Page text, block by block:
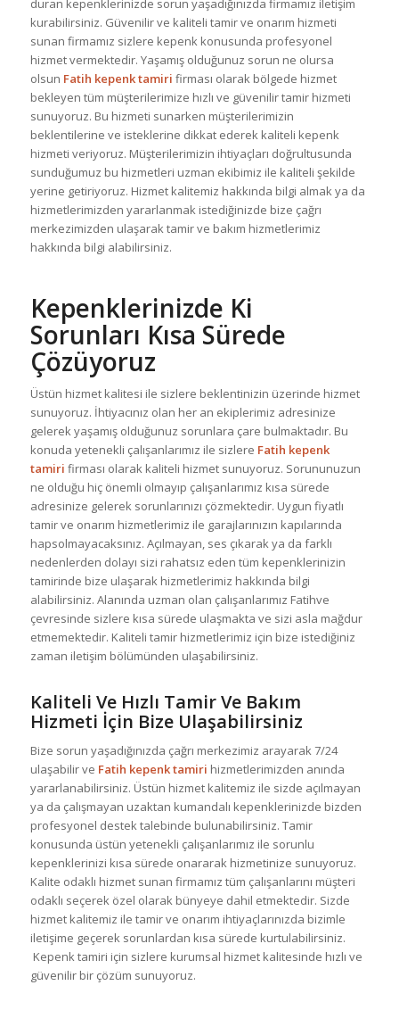
kurabilirsiniz. Güvenilir ve kaliteli tamir ve onarım hizmeti
sunan firmamız sizlere kepenk konusunda profesyonel
hizmet vermektedir. Yaşamış olduğunuz sorun ne olursa
olsun Fatih kepenk tamiri firması olarak bölgede hizmet
bekleyen tüm müşterilerimize hızlı ve güvenilir tamir hizmeti
sunuyoruz. Bu hizmeti sunarken müşterilerimizin
beklentilerine ve isteklerine dikkat ederek kaliteli kepenk
hizmeti veriyoruz. Müşterilerimizin ihtiyaçları doğrultusunda
sunduğumuz bu hizmetleri uzman ekibimiz ile kaliteli şekilde
yerine getiriyoruz. Hizmet kalitemiz hakkında bilgi almak ya da
hizmetlerimizden yararlanmak istediğinizde bize çağrı
merkezimizden ulaşarak tamir ve bakım hizmetlerimiz
hakkında bilgi alabilirsiniz.
Kepenklerinizde Ki
Sorunları Kısa Sürede
Çözüyoruz
Üstün hizmet kalitesi ile sizlere beklentinizin üzerinde hizmet
sunuyoruz. İhtiyacınız olan her an ekiplerimiz adresinize
gelerek yaşamış olduğunuz sorunlara çare bulmaktadır. Bu
konuda yetenekli çalışanlarımız ile sizlere Fatih kepenk
tamiri firması olarak kaliteli hizmet sunuyoruz. Sorununuzun
ne olduğu hiç önemli olmayıp çalışanlarımız kısa sürede
adresinize gelerek sorunlarınızı çözmektedir. Uygun fiyatlı
tamir ve onarım hizmetlerimiz ile garajlarınızın kapılarında
hapsolmayacaksınız. Açılmayan, ses çıkarak ya da farklı
nedenlerden dolayı sizi rahatsız eden tüm kepenklerinizin
tamirinde bize ulaşarak hizmetlerimiz hakkında bilgi
alabilirsiniz. Alanında uzman olan çalışanlarımız Fatihve
çevresinde sizlere kısa sürede ulaşmakta ve sizi asla mağdur
etmemektedir. Kaliteli tamir hizmetlerimiz için bize istediğiniz
zaman iletişim bölümünden ulaşabilirsiniz.
Kaliteli Ve Hızlı Tamir Ve Bakım
Hizmeti İçin Bize Ulaşabilirsiniz
Bize sorun yaşadığınızda çağrı merkezimiz arayarak 7/24
ulaşabilir ve Fatih kepenk tamiri hizmetlerimizden anında
yararlanabilirsiniz. Üstün hizmet kalitemiz ile sizde açılmayan
ya da çalışmayan uzaktan kumandalı kepenklerinizde bizden
profesyonel destek talebinde bulunabilirsiniz. Tamir
konusunda üstün yetenekli çalışanlarımız ile sorunlu
kepenklerinizi kısa sürede onararak hizmetinize sunuyoruz.
Kalite odaklı hizmet sunan firmamız tüm çalışanlarını müşteri
odaklı seçerek özel olarak bünyeye dahil etmektedir. Sizde
hizmet kalitemiz ile tamir ve onarım ihtiyaçlarınızda bizimle
iletişime geçerek sorunlardan kısa sürede kurtulabilirsiniz.
Kepenk tamiri için sizlere kurumsal hizmet kalitesinde hızlı ve
güvenilir bir çözüm sunuyoruz.